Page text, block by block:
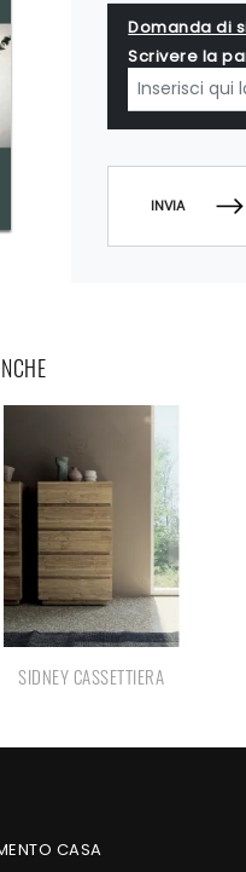
Domanda di
Scrivere la
INVIA
SIDNEY CASSETTIERA
CASA